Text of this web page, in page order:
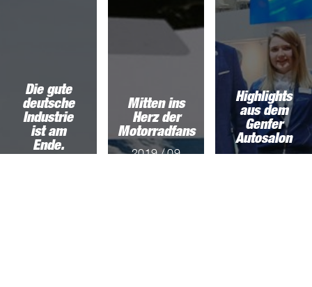
Die gute
deutsche
Industrie
ist am
Ende.
Mitten ins
Herz der
Motorradfans
2019 / 09
Highlights
aus dem
Genfer
Autosalon